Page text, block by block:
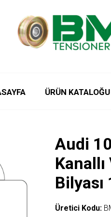
ÜRÜN KATALOĞU
Audi
Kanallı
Üretici Kodu: